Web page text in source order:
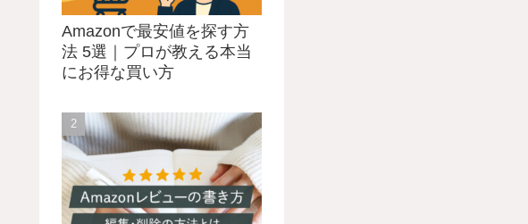
Amazonで最安値を探す方
法 5選｜プロが教える本当
にお得な買い方